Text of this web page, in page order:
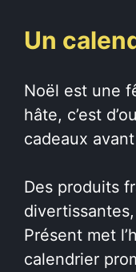
Un
Noël est une
hâte, c’est
cadeaux
Des produits
Présent met
calendrier